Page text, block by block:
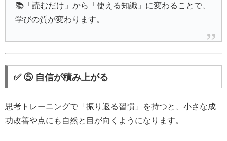
📚「読むだけ」から「使える知識」に変わることで、
学びの質が変わります。
✅ ⑤ 自信が積み上がる
思考トレーニングで「振り返る習慣」を持つと、小さな成
功改善や点にも自然と目が向くようになります。